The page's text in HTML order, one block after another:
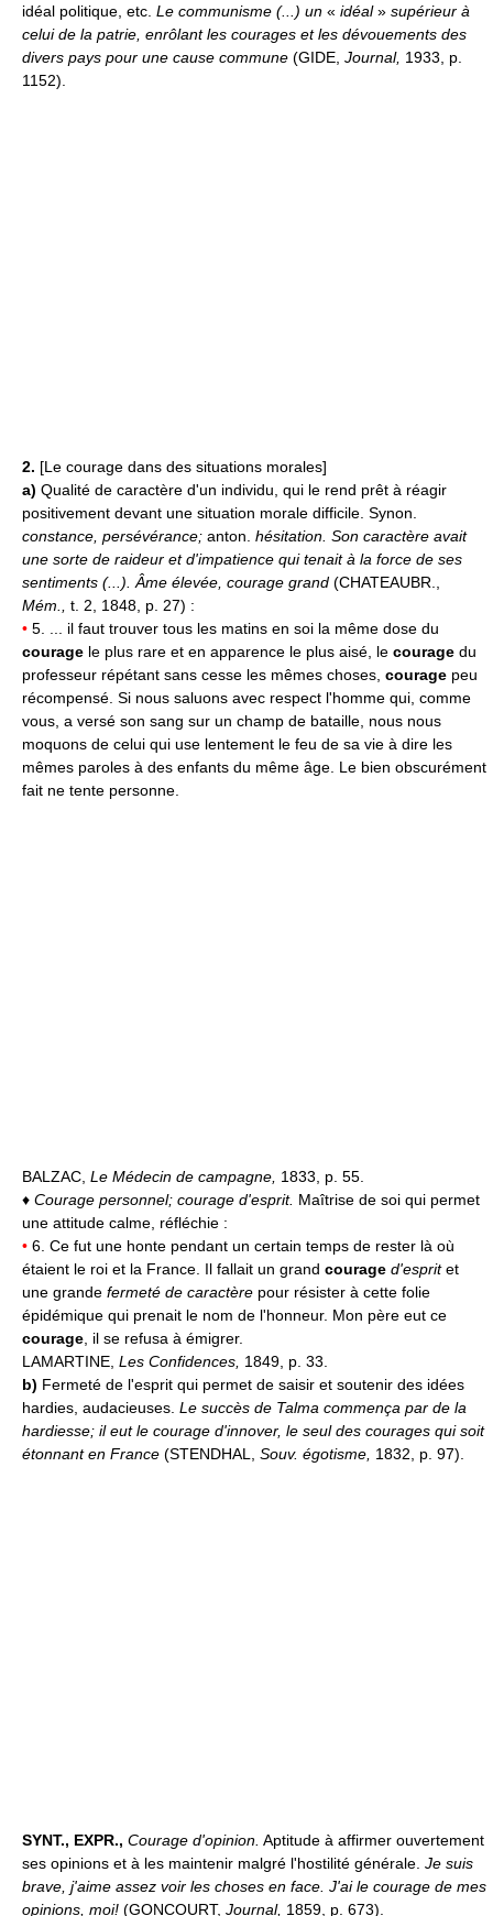
idéal politique, etc. Le communisme (...) un « idéal» supérieur à
celui de la patrie, enrôlant les courages et les dévouements des
divers pays pour une cause commune (GIDE, Journal, 1933, p.
1152).
2. [Le courage dans des situations morales]
a) Qualité de caractère d'un individu, qui le rend prêt à réagir
positivement devant une situation morale difficile. Synon.
constance, persévérance; anton. hésitation. Son caractère avait
une sorte de raideur et d'impatience qui tenait à la force de ses
sentiments (...). Âme élevée, courage grand (CHATEAUBR.,
Mém., t. 2, 1848, p. 27) :
• 5. ... il faut trouver tous les matins en soi la même dose du
courage le plus rare et en apparence le plus aisé, le courage du
professeur répétant sans cesse les mêmes choses, courage peu
récompensé. Si nous saluons avec respect l'homme qui, comme
vous, a versé son sang sur un champ de bataille, nous nous
moquons de celui qui use lentement le feu de sa vie à dire les
mêmes paroles à des enfants du même âge. Le bien obscurément
fait ne tente personne.
BALZAC, Le Médecin de campagne, 1833, p. 55.
♦ Courage personnel; courage d'esprit. Maîtrise de soi qui permet
une attitude calme, réfléchie :
• 6. Ce fut une honte pendant un certain temps de rester là où
étaient le roi et la France. Il fallait un grand courage d'espritet
une grande fermeté de caractère pour résister à cette folie
épidémique qui prenait le nom de l'honneur. Mon père eut ce
courage , il se refusa à émigrer.
LAMARTINE, Les Confidences, 1849, p. 33.
b) Fermeté de l'esprit qui permet de saisir et soutenir des idées
hardies, audacieuses. Le succès de Talma commença par de la
hardiesse; il eut le courage d'innover, le seul des courages qui soit
étonnant en France (STENDHAL, Souv. égotisme, 1832, p. 97).
SYNT., EXPR., Courage d'opinion. Aptitude à affirmer ouvertement
ses opinions et à les maintenir malgré l'hostilité générale. Je suis
brave, j'aime assez voir les choses en face. J'ai le courage de mes
opinions, moi! (GONCOURT, Journal, 1859, p. 673).